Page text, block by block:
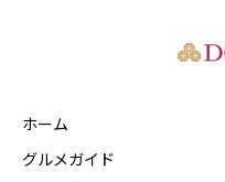
ホーム
グルメガイド